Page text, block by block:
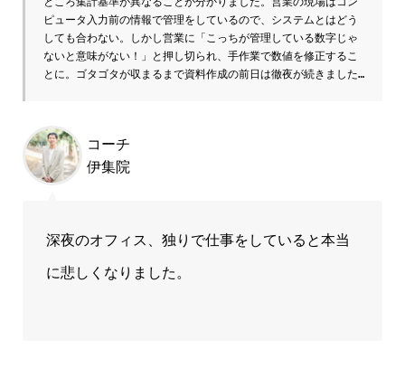
ピュータ入力前の情報で管理をしているので、システムとはどう
しても合わない。しかし営業に「こっちが管理している数字じゃ
ないと意味がない！」と押し切られ、手作業で数値を修正するこ
とに。ゴタゴタが収まるまで資料作成の前日は徹夜が続きました…
コーチ
伊集院
深夜のオフィス、独りで仕事をしていると本当
に悲しくなりました。